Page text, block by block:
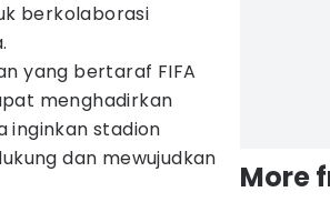
berkolaborasi
yang bertaraf FIFA
menghadirkan
inginkan stadion
dan mewujudkan
More